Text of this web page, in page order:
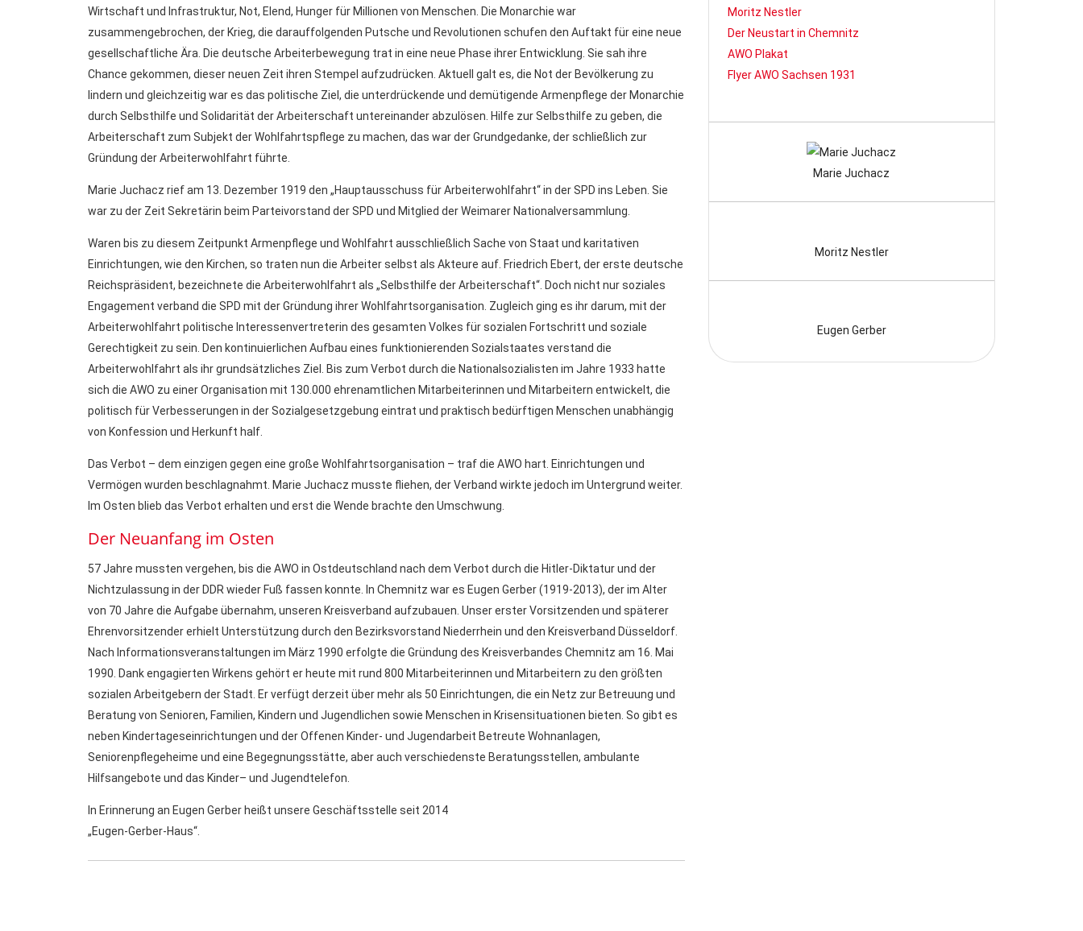
Wirtschaft und Infrastruktur, Not, Elend, Hunger für Millionen von Menschen. Die Monarchie war
zusammengebrochen, der Krieg, die darauffolgenden Putsche und Revolutionen schufen den Auftakt für eine neue
gesellschaftliche Ära. Die deutsche Arbeiterbewegung trat in eine neue Phase ihrer Entwicklung. Sie sah ihre
Chance gekommen, dieser neuen Zeit ihren Stempel aufzudrücken. Aktuell galt es, die Not der Bevölkerung zu
lindern und gleichzeitig war es das politische Ziel, die unterdrückende und demütigende Armenpflege der Monarchie
durch Selbsthilfe und Solidarität der Arbeiterschaft untereinander abzulösen. Hilfe zur Selbsthilfe zu geben, die
Arbeiterschaft zum Subjekt der Wohlfahrtspflege zu machen, das war der Grundgedanke, der schließlich zur
Gründung der Arbeiterwohlfahrt führte.
Marie Juchacz rief am 13. Dezember 1919 den „Hauptausschuss für Arbeiterwohlfahrt“ in der SPD ins Leben. Sie
war zu der Zeit Sekretärin beim Parteivorstand der SPD und Mitglied der Weimarer Nationalversammlung.
Waren bis zu diesem Zeitpunkt Armenpflege und Wohlfahrt ausschließlich Sache von Staat und karitativen
Einrichtungen, wie den Kirchen, so traten nun die Arbeiter selbst als Akteure auf. Friedrich Ebert, der erste deutsche
Reichspräsident, bezeichnete die Arbeiterwohlfahrt als „Selbsthilfe der Arbeiterschaft“. Doch nicht nur soziales
Engagement verband die SPD mit der Gründung ihrer Wohlfahrtsorganisation. Zugleich ging es ihr darum, mit der
Arbeiterwohlfahrt politische Interessenvertreterin des gesamten Volkes für sozialen Fortschritt und soziale
Gerechtigkeit zu sein. Den kontinuierlichen Aufbau eines funktionierenden Sozialstaates verstand die
Arbeiterwohlfahrt als ihr grundsätzliches Ziel. Bis zum Verbot durch die Nationalsozialisten im Jahre 1933 hatte
sich die AWO zu einer Organisation mit 130.000 ehrenamtlichen Mitarbeiterinnen und Mitarbeitern entwickelt, die
politisch für Verbesserungen in der Sozialgesetzgebung eintrat und praktisch bedürftigen Menschen unabhängig
von Konfession und Herkunft half.
Das Verbot – dem einzigen gegen eine große Wohlfahrtsorganisation – traf die AWO hart. Einrichtungen und
Vermögen wurden beschlagnahmt. Marie Juchacz musste fliehen, der Verband wirkte jedoch im Untergrund weiter.
Im Osten blieb das Verbot erhalten und erst die Wende brachte den Umschwung.
Der Neuanfang im Osten
57 Jahre mussten vergehen, bis die AWO in Ostdeutschland nach dem Verbot durch die Hitler-Diktatur und der
Nichtzulassung in der DDR wieder Fuß fassen konnte. In Chemnitz war es Eugen Gerber (1919-2013), der im Alter
von 70 Jahre die Aufgabe übernahm, unseren Kreisverband aufzubauen. Unser erster Vorsitzenden und späterer
Ehrenvorsitzender erhielt Unterstützung durch den Bezirksvorstand Niederrhein und den Kreisverband Düsseldorf.
Nach Informationsveranstaltungen im März 1990 erfolgte die Gründung des Kreisverbandes Chemnitz am 16. Mai
1990. Dank engagierten Wirkens gehört er heute mit rund 800 Mitarbeiterinnen und Mitarbeitern zu den größten
sozialen Arbeitgebern der Stadt. Er verfügt derzeit über mehr als 50 Einrichtungen, die ein Netz zur Betreuung und
Beratung von Senioren, Familien, Kindern und Jugendlichen sowie Menschen in Krisensituationen bieten. So gibt es
neben Kindertageseinrichtungen und der Offenen Kinder- und Jugendarbeit Betreute Wohnanlagen,
Seniorenpflegeheime und eine Begegnungsstätte, aber auch verschiedenste Beratungsstellen, ambulante
Hilfsangebote und das Kinder– und Jugendtelefon.
In Erinnerung an Eugen Gerber heißt unsere Geschäftsstelle seit 2014
„Eugen-Gerber-Haus“.
Moritz Nestler
Der Neustart in Chemnitz
AWO Plakat
Flyer AWO Sachsen 1931
Marie Juchacz
Moritz Nestler
Eugen Gerber